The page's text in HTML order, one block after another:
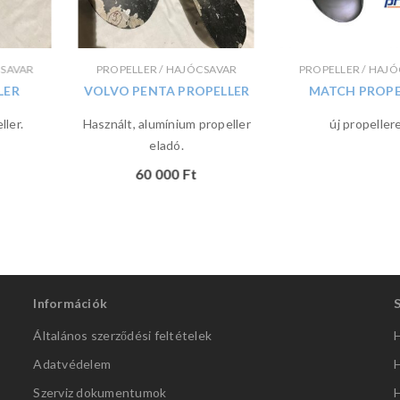
PROPELLER / HAJÓCSAVAR
VOLVO PENTA PROPELLER
Használt, alumínium propeller
eladó.
60 000 Ft
PROPELLER /
MATCH
új
Információk
Általános szerződési feltételek
Adatvédelem
Szerviz dokumentumok